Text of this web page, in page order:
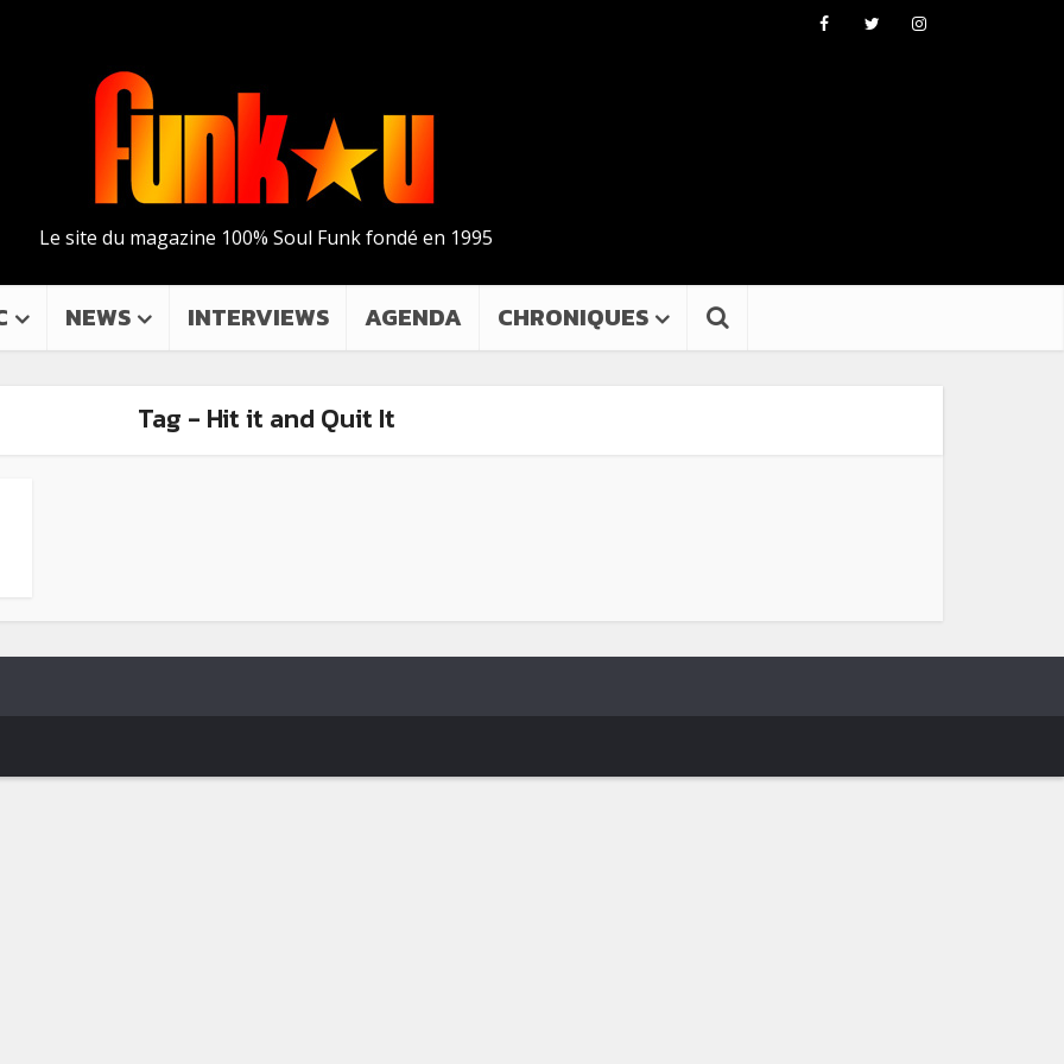
Le site du magazine 100% Soul Funk fondé en 1995
NEWS INTERVIEWS AGENDA CHRONIQUES
Tag - Hit it and Quit It